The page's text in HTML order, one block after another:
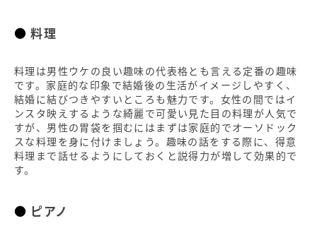
料理
料理は男性ウケの良い趣味の代表格とも言える定番の趣味
です。家庭的な印象で結婚後の生活がイメージしやすく、
結婚に結びつきやすいところも魅力です。女性の間ではイ
ンスタ映えするような綺麗で可愛い見た目の料理が人気で
すが、男性の胃袋を掴むにはまずは家庭的でオーソドック
スな料理を身に付けましょう。趣味の話をする際に、得意
料理まで話せるようにしておくと説得力が増して効果的で
す。
ピアノ